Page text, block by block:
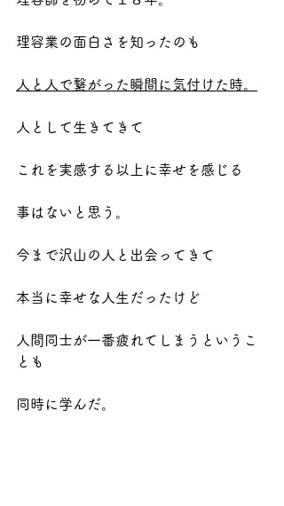
理容業の面白さを知ったのも
人と人で繋がった瞬間に気付けた時。
人として生きてきて
これを実感する以上に幸せを感じる
事はないと思う。
今まで沢山の人と出会ってきて
本当に幸せな人生だったけど
人間同士が一番疲れてしまうというこ
とも
同時に学んだ。